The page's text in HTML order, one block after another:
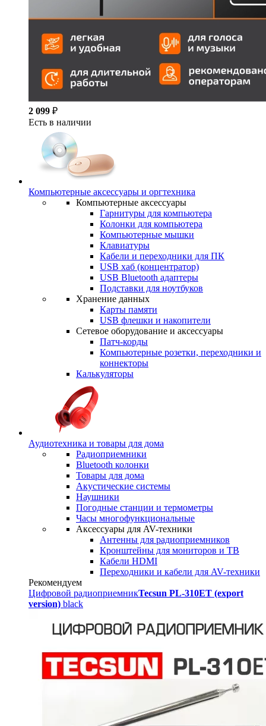
2 099 ₽
Есть в наличии
Компьютерные аксессуары и оргтехника
Компьютерные аксессуары
Гарнитуры для компьютера
Колонки для компьютера
Компьютерные мышки
Клавиатуры
Кабели и переходники для ПК
USB хаб (концентратор)
USB Bluetooth адаптеры
Подставки для ноутбуков
Хранение данных
Карты памяти
USB флешки и накопители
Сетевое оборудование и аксессуары
Патч-корды
Компьютерные розетки, переходники и
коннекторы
Калькуляторы
Аудиотехника и товары для дома
Радиоприемники
Bluetooth колонки
Товары для дома
Акустические системы
Наушники
Погодные станции и термометры
Часы многофункциональные
Аксессуары для AV-техники
Антенны для радиоприемников
Кронштейны для мониторов и ТВ
Кабели HDMI
Переходники и кабели для AV-техники
Рекомендуем
Цифровой радиоприемникTecsun PL-310ET (export
version) black